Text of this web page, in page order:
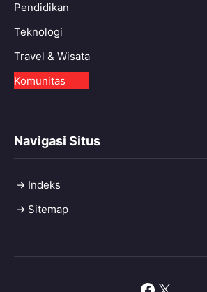
Pendidikan
Teknologi
Travel & Wisata
Komunitas
Navigasi Situs
Indeks
Sitemap